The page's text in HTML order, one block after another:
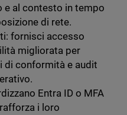
al contesto in tempo
di rete.
fornisci accesso
migliorata per
di conformità e audit
Entra ID o MFA
i loro